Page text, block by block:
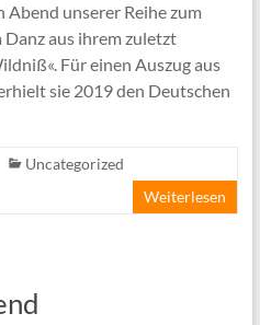
unserer Reihe zum
aus ihrem zuletzt
Für einen Auszug aus
sie 2019 den Deutschen
Uncategorized
Weiterlesen